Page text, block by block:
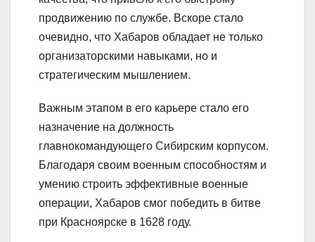
продвижению по службе. Вскоре стало
очевидно, что Хабаров обладает не только
организаторскими навыками, но и
стратегическим мышлением.
Важным этапом в его карьере стало его
назначение на должность
главнокомандующего Сибирским корпусом.
Благодаря своим военным способностям и
умению строить эффективные военные
операции, Хабаров смог победить в битве
при Красноярске в 1628 году.